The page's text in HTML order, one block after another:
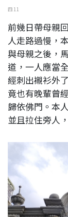
四 11
前幾日帶母親
人走路過慢，
與母親之後，
道，一人應當
經刺出襯衫外
竟也有晚輩曾
歸依佛門。本
並且拉住旁人